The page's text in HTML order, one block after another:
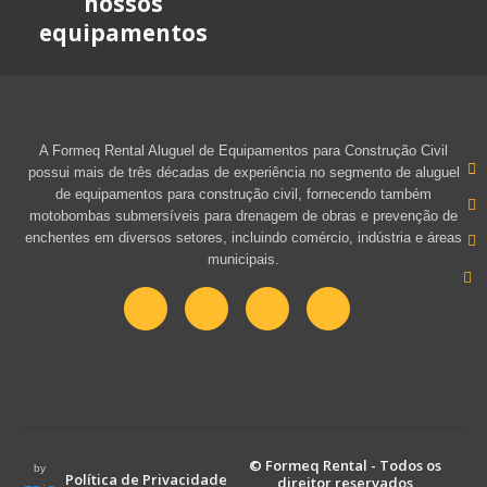
equipamentos
A Formeq Rental Aluguel de Equipamentos para Construção Civil
possui mais de três décadas de experiência no segmento de aluguel
de equipamentos para construção civil, fornecendo também
motobombas submersíveis para drenagem de obras e prevenção de
enchentes em diversos setores, incluindo comércio, indústria e áreas
municipais.
by
Política de Privacidade
© Formeq Rental - Todos os
direitor reservados